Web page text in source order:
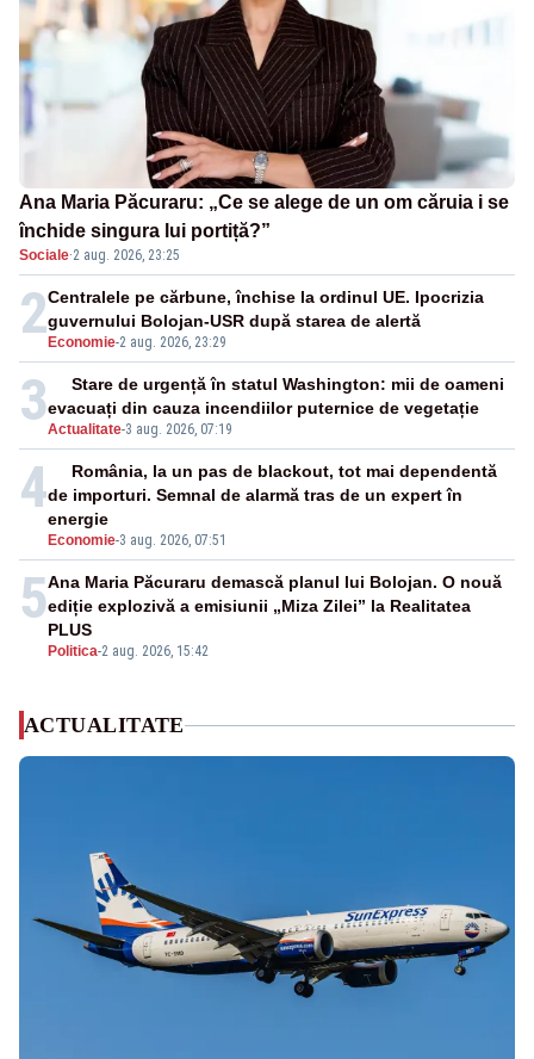
Ana Maria Păcuraru: „Ce se alege de un om căruia i se
închide singura lui portiță?”
Sociale·2 aug. 2026, 23:25
2 Economie-2 aug. 2026, 23:29
Centralele pe cărbune, închise la ordinul UE. Ipocrizia
guvernului Bolojan-USR după starea de alertă
3Actualitate-3 aug. 2026, 07:19
Stare de urgență în statul Washington: mii de oameni
evacuați din cauza incendiilor puternice de vegetație
4
Economie-3 aug. 2026, 07:51
România, la un pas de blackout, tot mai dependentă
de importuri. Semnal de alarmă tras de un expert în
energie
5
Politica-2 aug. 2026, 15:42
Ana Maria Păcuraru demască planul lui Bolojan. O nouă
ediție explozivă a emisiunii „Miza Zilei” la Realitatea
PLUS
ACTUALITATE